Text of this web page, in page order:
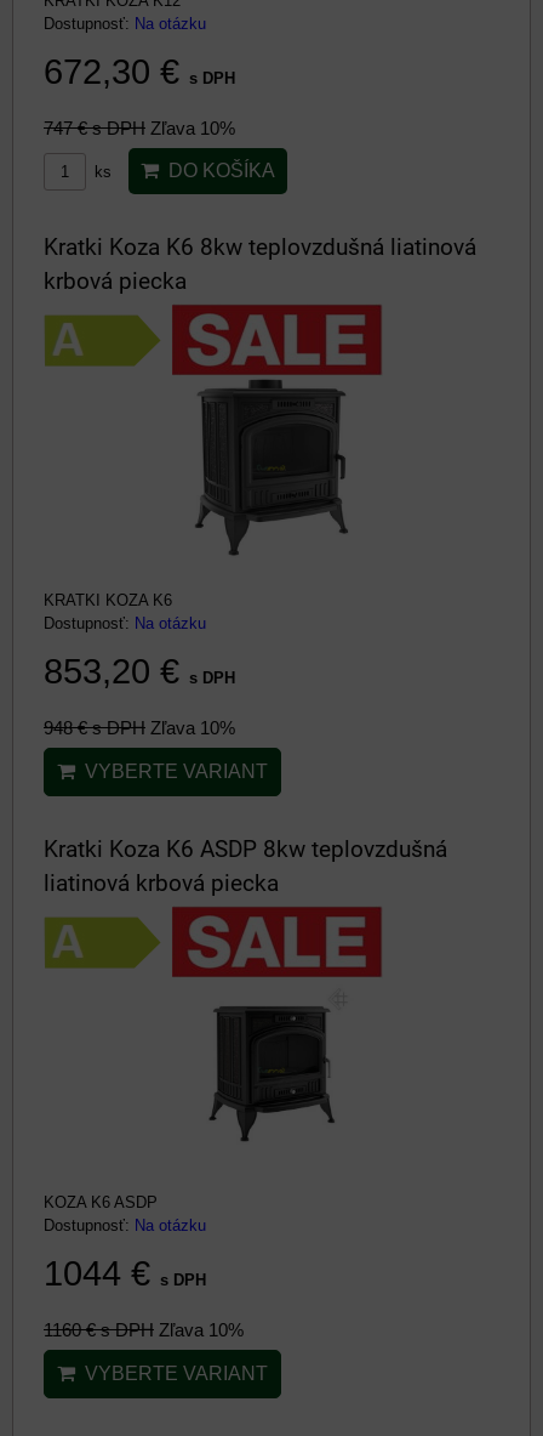
Dostupnosť: Na otázku
672,30 € s DPH
747 €s DPH Zľava 10%
ks DO KOŠÍKA
Kratki Koza K6 8kw teplovzdušná liatinová
krbová piecka
KRATKI KOZA K6
Dostupnosť: Na otázku
853,20 € s DPH
948 €s DPH Zľava 10%
VYBERTE VARIANT
Kratki Koza K6 ASDP 8kw teplovzdušná
liatinová krbová piecka
KOZA K6 ASDP
Dostupnosť: Na otázku
1044 € s DPH
1160 €s DPH Zľava 10%
VYBERTE VARIANT